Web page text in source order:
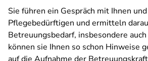
Sie führen ein Gespräch mit Ihnen
Pflegebedürftigen und ermitteln
Betreuungsbedarf, insbesondere
können sie Ihnen so schon Hinweise